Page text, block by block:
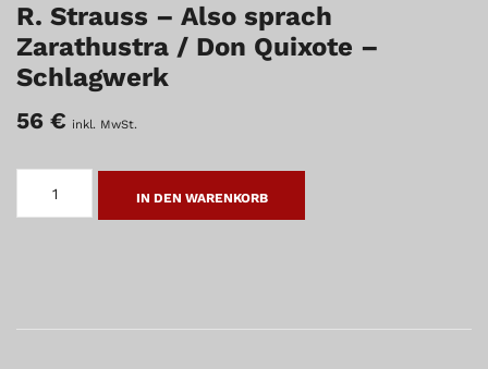
R. Strauss – Also sprach
Zarathustra / Don Quixote –
Schlagwerk
56 € inkl. MwSt.
STRAUSS
ALSO
SCHLAGWERK
IN DEN WARENKORB